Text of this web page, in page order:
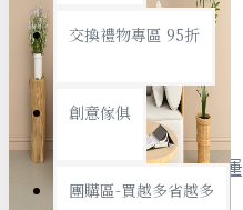
全館限時滿799免運
浴室置物/收納
交換禮物專區 95折
創意傢俱
團購區-買越多省越多